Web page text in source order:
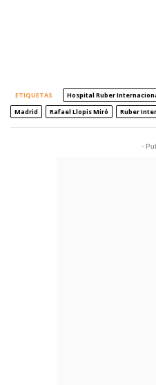
ETIQUETAS Hospital Ruber
Madrid
Rafael Llopis Miró Ruber
-